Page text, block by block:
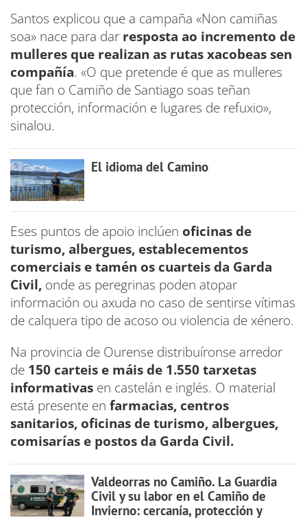
Santos explicou que a campaña «Non camiñas
soa» nace para dar resposta ao incremento de
mulleres que realizan as rutas xacobeas sen
compañía. «O que pretende é que as mulleres
que fan o Camiño de Santiago soas teñan
protección, información e lugares de refuxio»,
sinalou.
El idioma del Camino
Eses puntos de apoio inclúen oficinas de
turismo, albergues, establecementos
comerciais e tamén os cuarteis da Garda
Civil, onde as peregrinas poden atopar
información ou axuda no caso de sentirse vítimas
de calquera tipo de acoso ou violencia de xénero.
Na provincia de Ourense distribuíronse arredor
de 150 carteis e máis de 1.550 tarxetas
informativas en castelán e inglés. O material
está presente en farmacias, centros
sanitarios, oficinas de turismo, albergues,
comisarías e postos da Garda Civil.
Valdeorras no Camiño. La Guardia
Civil y su labor en el Camiño de
Invierno: cercanía, protección y